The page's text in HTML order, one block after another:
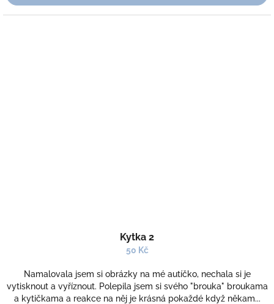
Kytka 2
50 Kč
Namalovala jsem si obrázky na mé autíčko, nechala si je
vytisknout a vyříznout. Polepila jsem si svého "brouka" broukama
a kytičkama a reakce na něj je krásná pokaždé když někam...